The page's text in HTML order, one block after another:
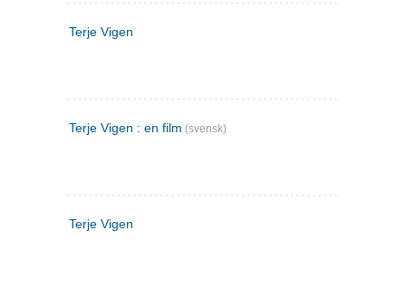
Terje Vigen
Terje Vigen : en film (svensk)
Terje Vigen